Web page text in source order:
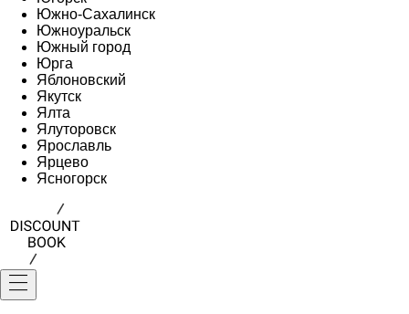
Южно-Сахалинск
Южноуральск
Южный город
Юрга
Яблоновский
Якутск
Ялта
Ялуторовск
Ярославль
Ярцево
Ясногорск